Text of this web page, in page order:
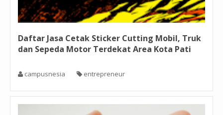
Daftar Jasa Cetak Sticker Cutting Mobil, Truk
dan Sepeda Motor Terdekat Area Kota Pati
campusnesia entrepreneur